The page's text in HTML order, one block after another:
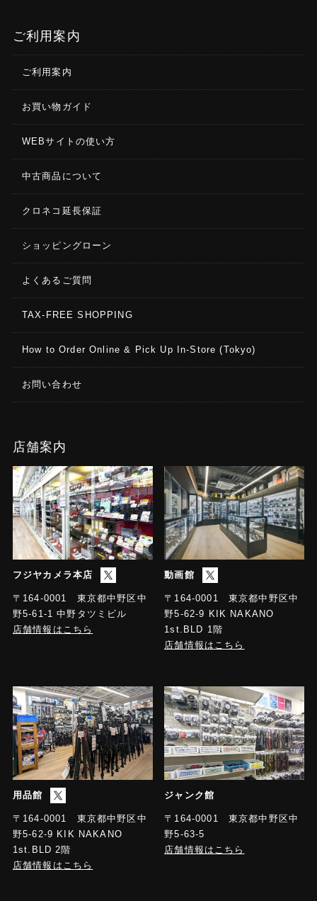
ご利用案内
ご利用案内
お買い物ガイド
WEBサイトの使い方
中古商品について
クロネコ延長保証
ショッピングローン
よくあるご質問
TAX-FREE SHOPPING
How to Order Online & Pick Up In-Store (Tokyo)
お問い合わせ
店舗案内
フジヤカメラ本店
〒164-0001 東京都中野区中
野5-61-1 中野タツミビル
店舗情報はこちら
動画館
〒164-0001 東京都中野区中
野5-62-9 KIK NAKANO
1st.BLD 1階
店舗情報はこちら
用品館
〒164-0001 東京都中野区中
野5-62-9 KIK NAKANO
1st.BLD 2階
店舗情報はこちら
ジャンク館
〒164-0001 東京都中野区中
野5-63-5
店舗情報はこちら